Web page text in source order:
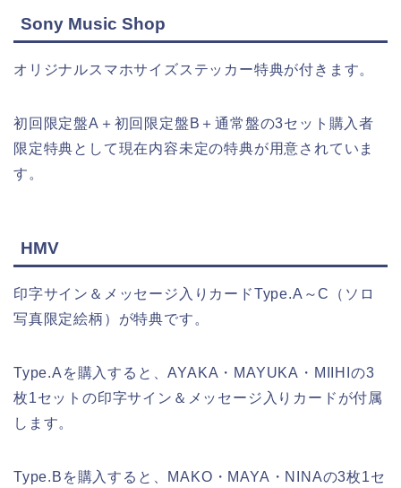
Sony Music Shop
オリジナルスマホサイズステッカー特典が付きます。
初回限定盤A＋初回限定盤B＋通常盤の3セット購入者
限定特典として現在内容未定の特典が用意されていま
す。
HMV
印字サイン＆メッセージ入りカードType.A～C（ソロ
写真限定絵柄）が特典です。
Type.Aを購入すると、AYAKA・MAYUKA・MIIHI の3
枚1セットの印字サイン＆メッセージ入りカードが付属
します。
Type.Bを購入すると、 MAKO・MAYA・NINAの3枚1セ